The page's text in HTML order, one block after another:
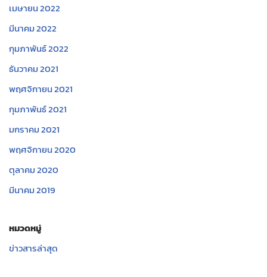
เมษายน 2022
มีนาคม 2022
กุมภาพันธ์ 2022
ธันวาคม 2021
พฤศจิกายน 2021
กุมภาพันธ์ 2021
มกราคม 2021
พฤศจิกายน 2020
ตุลาคม 2020
มีนาคม 2019
หมวดหมู่
ข่าวสารล่าสุด